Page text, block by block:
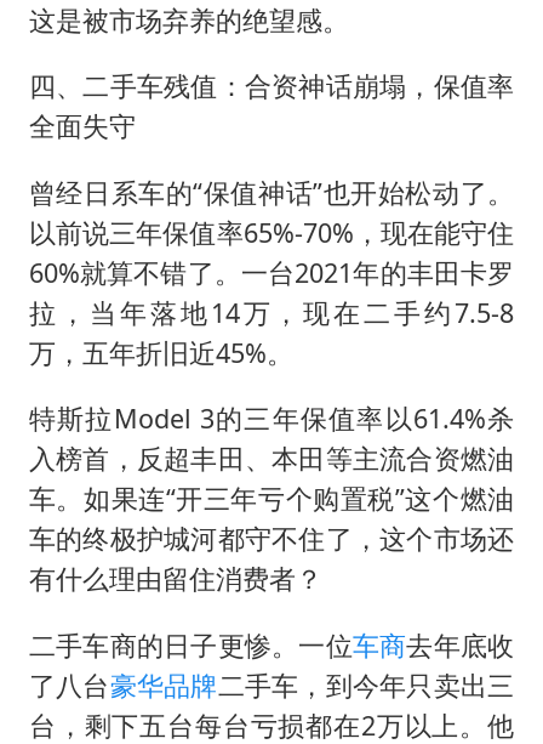
这是被市场弃养的绝望感。
四、二手车残值：合资神话崩塌，保值率
全面失守
曾经日系车的“保值神话”也开始松动了。
以前说三年保值率65%-70%，现在能守住
60%就算不错了。一台2021年的丰田卡罗
拉，当年落地14万，现在二手约7.5-8
万，五年折旧近45%。
特斯拉Model 3的三年保值率以61.4%杀
入榜首，反超丰田、本田等主流合资燃油
车。如果连“开三年亏个购置税”这个燃油
车的终极护城河都守不住了，这个市场还
有什么理由留住消费者？
二手车商的日子更惨。一位车商去年底收
了八台豪华品牌二手车，到今年只卖出三
台，剩下五台每台亏损都在2万以上。他